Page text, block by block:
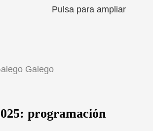
Pulsa para ampliar
de Salud
Galego
programación